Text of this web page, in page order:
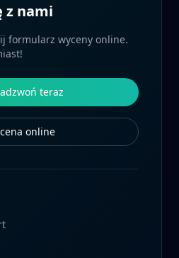
z nami
formularz wyceny online.
teraz
online